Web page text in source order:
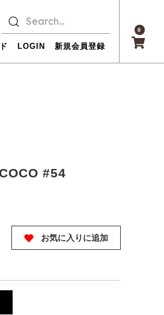
LOGIN 新規会員登録
0
#54
お気に入りに追加